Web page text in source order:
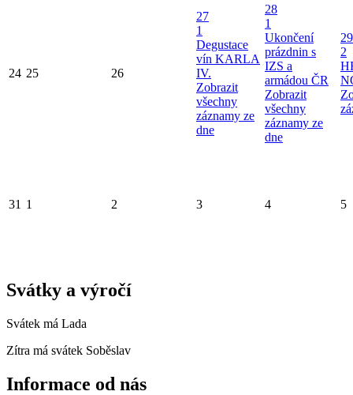
24 25 26
27
1
Degustace
vín KARLA
IV.
Zobrazit
všechny
záznamy ze
dne
28
1
Ukončení
prázdnin s
IZS a
armádou ČR
Zobrazit
všechny
záznamy ze
dne
29
2
31 1 2 3 4 5
Svátky a výročí
Svátek má Lada
Zítra má svátek Soběslav
Informace od nás